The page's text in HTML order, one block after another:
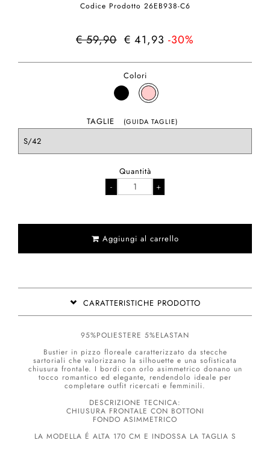
Codice Prodotto 26EB938-C6
€ 59,90 € 41,93 -30%
Colori
TAGLIE (GUIDA TAGLIE)
Quantità
Aggiungi al carrello
CARATTERISTICHE PRODOTTO
95%POLIESTERE 5%ELASTAN
Bustier in pizzo floreale caratterizzato da stecche
sartoriali che valorizzano la silhouette e una sofisticata
chiusura frontale. I bordi con orlo asimmetrico donano un
tocco romantico ed elegante, rendendolo ideale per
completare outfit ricercati e femminili.
DESCRIZIONE TECNICA:
CHIUSURA FRONTALE CON BOTTONI
FONDO ASIMMETRICO
LA MODELLA É ALTA 170 CM E INDOSSA LA TAGLIA S